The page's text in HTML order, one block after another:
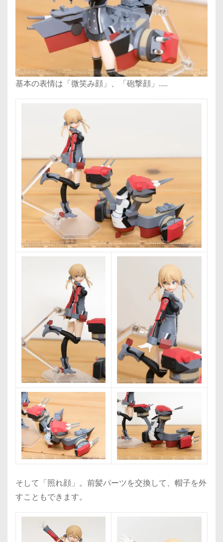
基本の表情は「微笑み顔」、「砲撃顔」……
そして「照れ顔」。前髪パーツを交換して、帽子を外
すこともできます。